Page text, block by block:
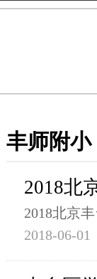
丰师附小
2018北
2018北京
2018-06-01